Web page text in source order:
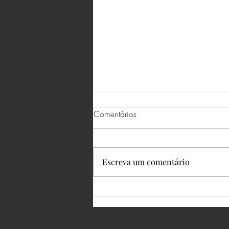
Sintaxe!
Comentários
Escreva um comentário